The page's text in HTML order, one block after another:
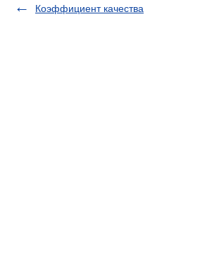
Коэффициент качества